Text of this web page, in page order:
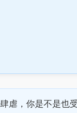
虐，你是不是也